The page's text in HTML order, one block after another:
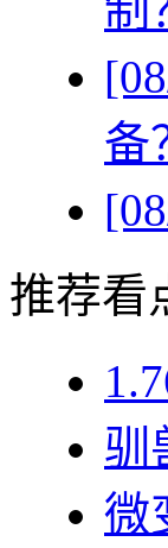
制
备
推荐看
驯
微